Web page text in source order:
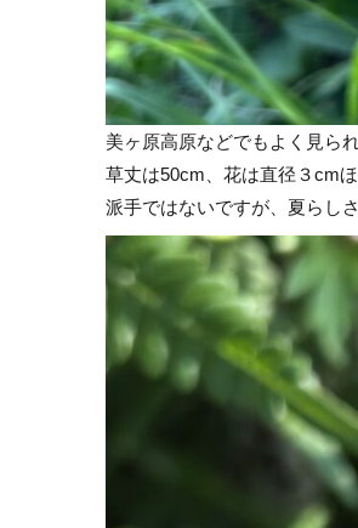
美ヶ原高原などでもよく見ら
草丈は50cm、花は直径３cm
派手ではないですが、夏らし